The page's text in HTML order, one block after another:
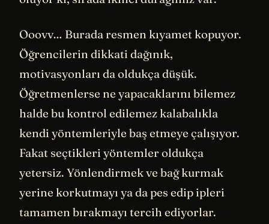
Ooovv… Burada resmen kıyamet kopuyor.
Öğrencilerin dikkati dağınık,
motivasyonları da oldukça düşük.
Öğretmenlerse ne yapacaklarını bilemez
halde bu kontrol edilemez kalabalıkla
kendi yöntemleriyle baş etmeye çalışıyor.
Fakat seçtikleri yöntemler oldukça
yetersiz. Yönlendirmek ve bağ kurmak
yerine korkutmayı ya da pes edip ipleri
tamamen bırakmayı tercih ediyorlar.